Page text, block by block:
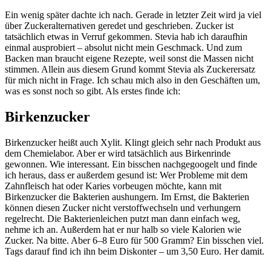
Ein wenig später dachte ich nach. Gerade in letzter Zeit wird ja viel
über Zuckeralternativen geredet und geschrieben. Zucker ist
tatsächlich etwas in Verruf gekommen. Stevia hab ich daraufhin
einmal ausprobiert – absolut nicht mein Geschmack. Und zum
Backen man braucht eigene Rezepte, weil sonst die Massen nicht
stimmen. Allein aus diesem Grund kommt Stevia als Zuckerersatz
für mich nicht in Frage. Ich schau mich also in den Geschäften um,
was es sonst noch so gibt. Als erstes finde ich:
Birkenzucker
Birkenzucker heißt auch Xylit. Klingt gleich sehr nach Produkt aus
dem Chemielabor. Aber er wird tatsächlich aus Birkenrinde
gewonnen. Wie interessant. Ein bisschen nachgegoogelt und finde
ich heraus, dass er außerdem gesund ist: Wer Probleme mit dem
Zahnfleisch hat oder Karies vorbeugen möchte, kann mit
Birkenzucker die Bakterien aushungern. Im Ernst, die Bakterien
können diesen Zucker nicht verstoffwechseln und verhungern
regelrecht. Die Bakterienleichen putzt man dann einfach weg,
nehme ich an. Außerdem hat er nur halb so viele Kalorien wie
Zucker. Na bitte. Aber 6–8 Euro für 500 Gramm? Ein bisschen viel.
Tags darauf find ich ihn beim Diskonter – um 3,50 Euro. Her damit.